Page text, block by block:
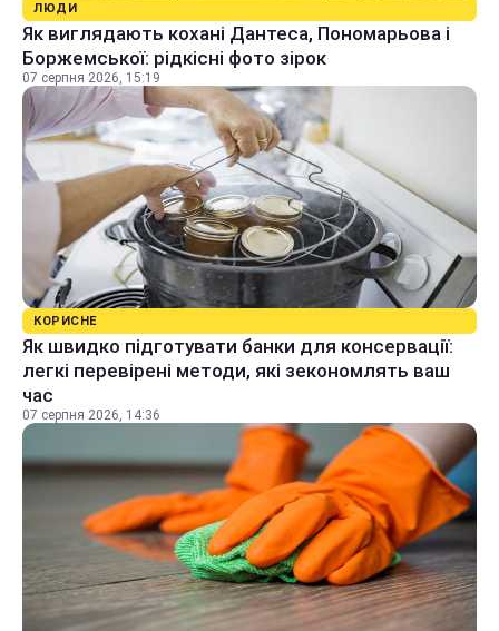
ЛЮДИ
Як виглядають кохані Дантеса, Пономарьова і
Боржемської: рідкісні фото зірок
07 серпня 2026, 15:19
КОРИСНЕ
Як швидко підготувати банки для консервації:
легкі перевірені методи, які зекономлять ваш
час
07 серпня 2026, 14:36